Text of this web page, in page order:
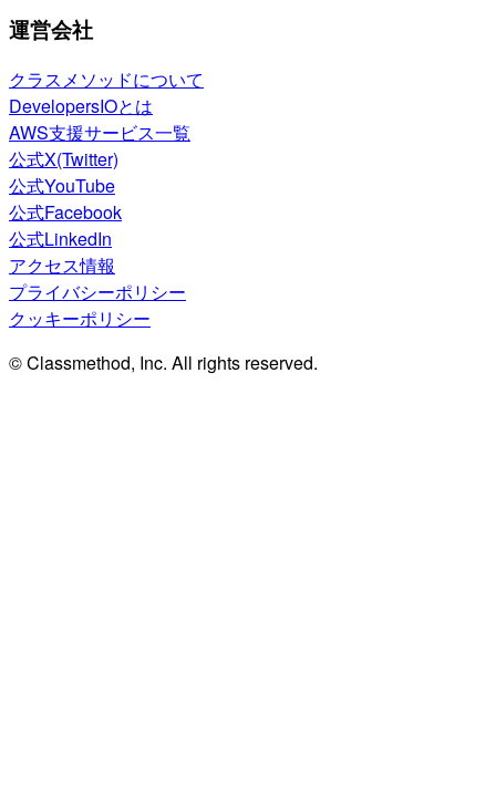
運営会社
クラスメソッドについて
DevelopersIOとは
AWS支援サービス一覧
公式X(Twitter)
公式YouTube
公式Facebook
公式LinkedIn
アクセス情報
プライバシーポリシー
クッキーポリシー
© Classmethod, Inc. All rights reserved.